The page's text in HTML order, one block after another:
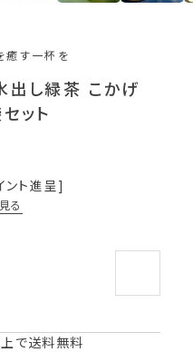
癒す一杯を
出し緑茶 こかげ
ット
ント進呈
る
で送料無料